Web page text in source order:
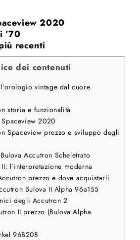
2020
’70
recenti
dei contenuti
vintage dal cuore
storia e funzionalità
2020
Spaceview prezzo e sviluppo degli
Accutron Scheletrato
l’interpretazione moderna
prezzo e dove acquistarli
Bulova II Alpha 96a155
degli Accutron 2
II prezzo (Bulova Alpha
96B208